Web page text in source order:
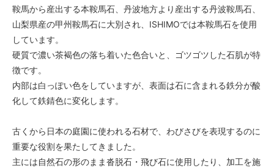
鞍馬から産出する本鞍馬石、丹波地方より産出する丹波鞍馬石、
山梨県産の甲州鞍馬石に大別され、ISHIMOでは本鞍馬石を使用
しています。
硬質で濃い茶褐色の落ち着いた色合いと、ゴツゴツした石肌が特
徴です。
内部は白っぽい色をしていますが、表面は石に含まれる鉄分が酸
化して鉄錆色に変化します。
古くから日本の庭園に使われる石材で、わびさびを表現するのに
重要な役割を果たしてきました。
主には自然石の形のまま沓脱石・飛び石に使用したり、加工を施